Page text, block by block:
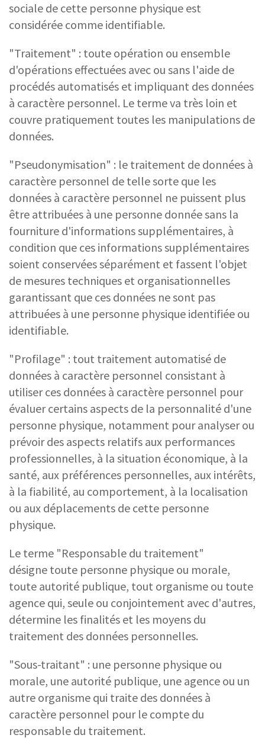
sociale de cette personne physique est
considérée comme identifiable.
"Traitement" : toute opération ou ensemble
d'opérations effectuées avec ou sans l'aide de
procédés automatisés et impliquant des données
à caractère personnel. Le terme va très loin et
couvre pratiquement toutes les manipulations de
données.
"Pseudonymisation" : le traitement de données à
caractère personnel de telle sorte que les
données à caractère personnel ne puissent plus
être attribuées à une personne donnée sans la
fourniture d'informations supplémentaires, à
condition que ces informations supplémentaires
soient conservées séparément et fassent l'objet
de mesures techniques et organisationnelles
garantissant que ces données ne sont pas
attribuées à une personne physique identifiée ou
identifiable.
"Profilage" : tout traitement automatisé de
données à caractère personnel consistant à
utiliser ces données à caractère personnel pour
évaluer certains aspects de la personnalité d'une
personne physique, notamment pour analyser ou
prévoir des aspects relatifs aux performances
professionnelles, à la situation économique, à la
santé, aux préférences personnelles, aux intérêts,
à la fiabilité, au comportement, à la localisation
ou aux déplacements de cette personne
physique.
Le terme "Responsable du traitement"
désigne toute personne physique ou morale,
toute autorité publique, tout organisme ou toute
agence qui, seule ou conjointement avec d'autres,
détermine les finalités et les moyens du
traitement des données personnelles.
"Sous-traitant" : une personne physique ou
morale, une autorité publique, une agence ou un
autre organisme qui traite des données à
caractère personnel pour le compte du
responsable du traitement.